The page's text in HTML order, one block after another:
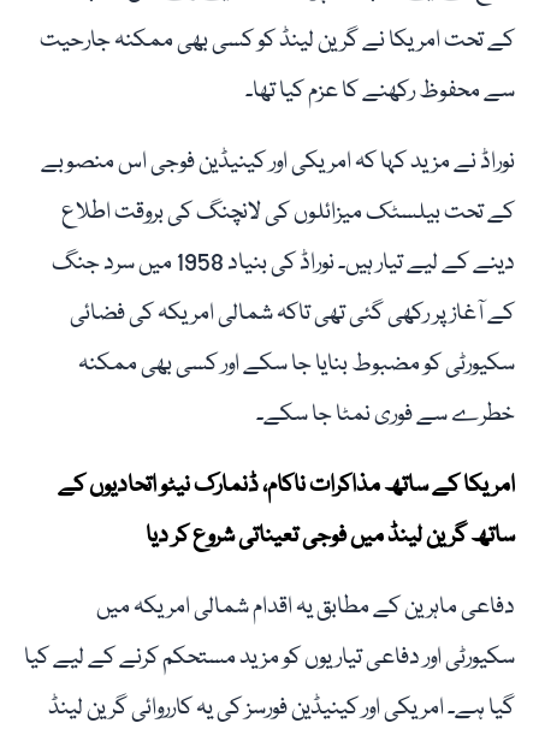
کے تحت امریکا نے گرین لینڈ کو کسی بھی ممکنہ جارحیت
سے محفوظ رکھنے کا عزم کیا تھا۔
نوراڈ نے مزید کہا کہ امریکی اور کینیڈین فوجی اس منصوبے
کے تحت بیلسٹک میزائلوں کی لانچنگ کی بروقت اطلاع
دینے کے لیے تیار ہیں۔ نوراڈ کی بنیاد 1958 میں سرد جنگ
کے آغاز پر رکھی گئی تھی تاکہ شمالی امریکہ کی فضائی
سکیورٹی کو مضبوط بنایا جا سکے اور کسی بھی ممکنہ
خطرے سے فوری نمٹا جا سکے۔
امریکا کے ساتھ مذاکرات ناکام، ڈنمارک نیٹو اتحادیوں کے
ساتھ گرین لینڈ میں فوجی تعیناتی شروع کر دیا
دفاعی ماہرین کے مطابق یہ اقدام شمالی امریکہ میں
سکیورٹی اور دفاعی تیاریوں کو مزید مستحکم کرنے کے لیے کیا
گیا ہے۔ امریکی اور کینیڈین فورسز کی یہ کارروائی گرین لینڈ